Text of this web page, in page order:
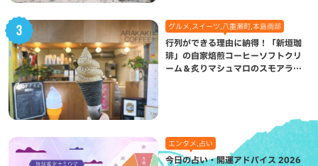
グルメ,スイーツ,八重瀬町,本島南部
行列ができる理由に納得！「新垣珈
琲」の自家焙煎コーヒーソフトクリ
ーム＆炙りマシュマロのスモアラテ
エンタメ,占い
今日の占い・開運アドバイス 2026